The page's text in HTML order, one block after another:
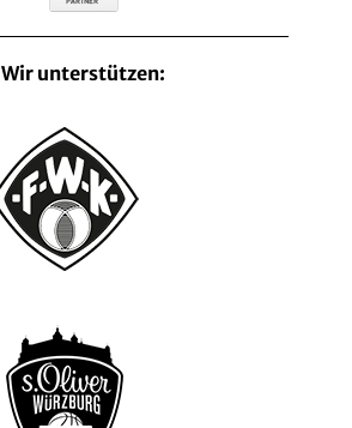
Wir unterstützen: